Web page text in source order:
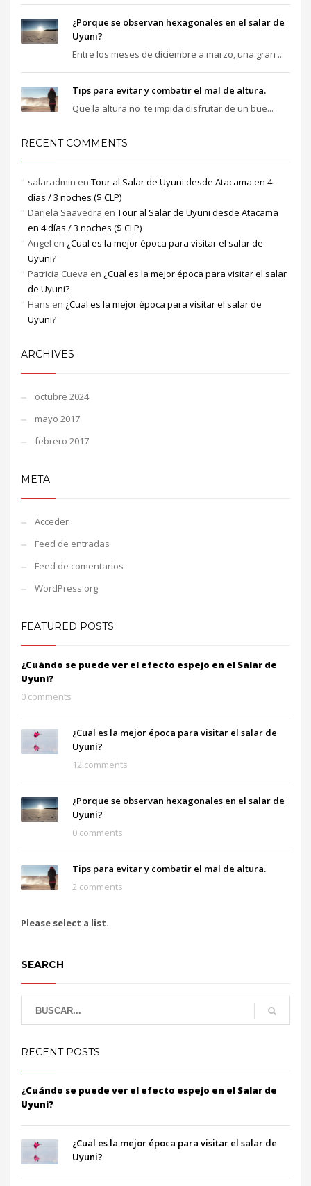
¿Porque se observan hexagonales en el salar de
Uyuni?
Entre los meses de diciembre a marzo, una gran ...
Tips para evitar y combatir el mal de altura.
Que la altura no te impida disfrutar de un bue...
RECENT COMMENTS
salaradmin en Tour al Salar de Uyuni desde Atacama en 4
días / 3 noches ($ CLP)
Dariela Saavedra en Tour al Salar de Uyuni desde Atacama
en 4 días / 3 noches ($ CLP)
Angel en ¿Cual es la mejor época para visitar el salar de
Uyuni?
Patricia Cueva en ¿Cual es la mejor época para visitar el salar
de Uyuni?
Hans en ¿Cual es la mejor época para visitar el salar de
Uyuni?
ARCHIVES
octubre 2024
mayo 2017
febrero 2017
META
Acceder
Feed de entradas
Feed de comentarios
WordPress.org
FEATURED POSTS
¿Cuándo se puede ver el efecto espejo en el Salar de
Uyuni?
0 comments
¿Cual es la mejor época para visitar el salar de
Uyuni?
12 comments
¿Porque se observan hexagonales en el salar de
Uyuni?
0 comments
Tips para evitar y combatir el mal de altura.
2 comments
Please select a list.
SEARCH
RECENT POSTS
¿Cuándo se puede ver el efecto espejo en el Salar de
Uyuni?
¿Cual es la mejor época para visitar el salar de
Uyuni?